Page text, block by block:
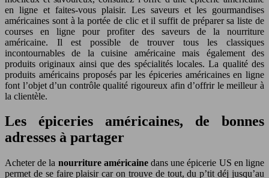
en ligne et faites-vous plaisir. Les saveurs et les gourmandises
américaines sont à la portée de clic et il suffit de préparer sa liste de
courses en ligne pour profiter des saveurs de la nourriture
américaine. Il est possible de trouver tous les classiques
incontournables de la cuisine américaine mais également des
produits originaux ainsi que des spécialités locales. La qualité des
produits américains proposés par les épiceries américaines en ligne
font l’objet d’un contrôle qualité rigoureux afin d’offrir le meilleur à
la clientèle.
Les épiceries américaines, de bonnes
adresses à partager
Acheter de la nourriture américainedans une épicerie US en ligne
permet de se faire plaisir car on trouve de tout, du p’tit déj jusqu’au